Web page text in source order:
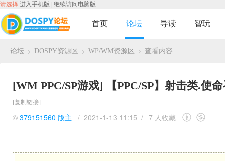
请选择 进入手机版 继续访问电脑版
首页 论坛 导读 智玩
论坛 DOSPY资源区 WP/WM资源区 查看内容
[WM PPC/SP游戏] 【PPC/SP】射击类.使
[复制链接]
© 379151560 版主 / 2021-1-13 11:15 / 7 人收藏